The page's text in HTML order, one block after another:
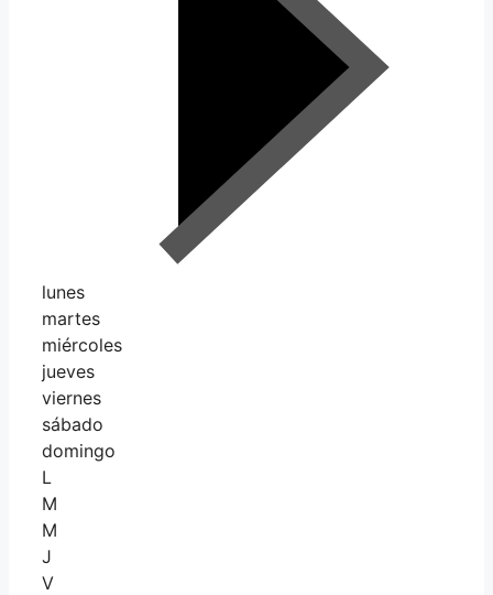
lunes
martes
miércoles
jueves
viernes
sábado
domingo
L
M
M
J
V